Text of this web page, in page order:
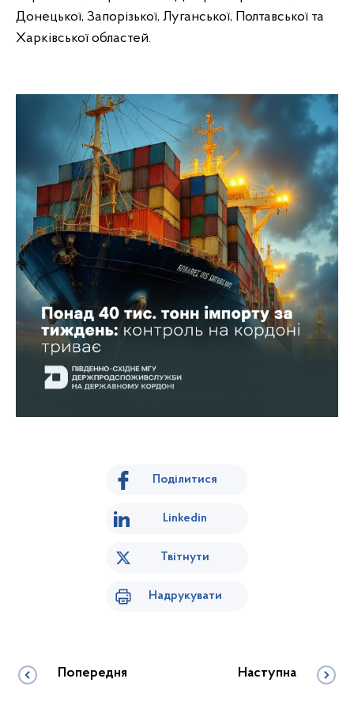
Донецької, Запорізької, Луганської, Полтавської та
Харківської областей.
Поділитися
Linkedin
Твітнути
Надрукувати
Попередня Наступна